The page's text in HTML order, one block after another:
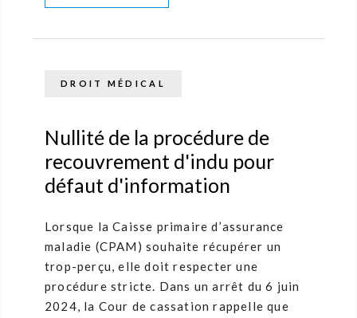
DROIT MÉDICAL
Nullité de la procédure de
recouvrement d'indu pour
défaut d'information
Lorsque la Caisse primaire d’assurance
maladie (CPAM) souhaite récupérer un
trop-perçu, elle doit respecter une
procédure stricte. Dans un arrêt du 6 juin
2024, la Cour de cassation rappelle que